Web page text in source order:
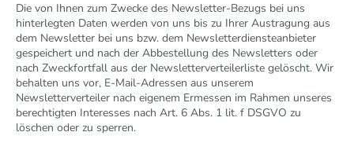
Die von Ihnen zum Zwecke des Newsletter-Bezugs bei uns
hinterlegten Daten werden von uns bis zu Ihrer Austragung aus
dem Newsletter bei uns bzw. dem Newsletterdiensteanbieter
gespeichert und nach der Abbestellung des Newsletters oder
nach Zweckfortfall aus der Newsletterverteilerliste gelöscht. Wir
behalten uns vor, E-Mail-Adressen aus unserem
Newsletterverteiler nach eigenem Ermessen im Rahmen unseres
berechtigten Interesses nach Art. 6 Abs. 1 lit. f DSGVO zu
löschen oder zu sperren.